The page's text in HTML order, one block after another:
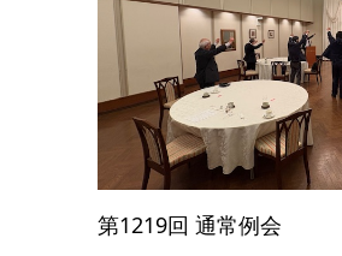
第1219回 通常例会